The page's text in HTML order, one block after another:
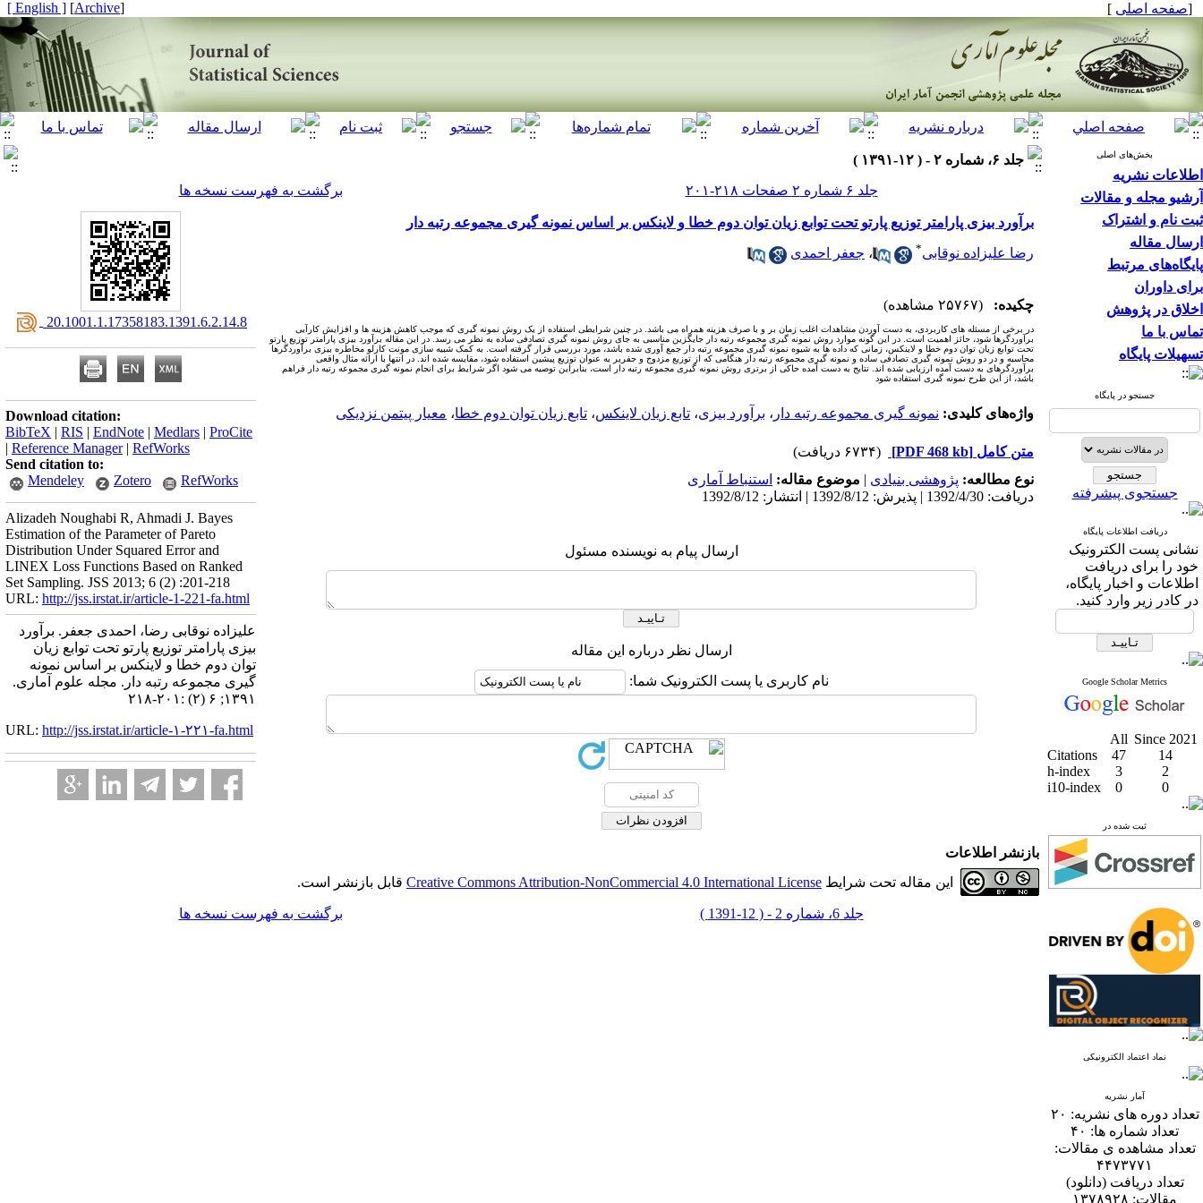
[صفحه اصلی ]
[
Archive
]
[ English ]
بخش‌های اصلی
اطلاعات نشریه
آرشیو مجله و مقالات
ثبت نام و اشتراک
ارسال مقاله
پایگاه‌های مرتبط
برای داوران
اخلاق در پژوهش
تماس با ما
تسهیلات پایگاه
جستجو در پایگاه
جستجوی پیشرفته
دریافت اطلاعات پایگاه
نشانی پست الکترونیک
خود را برای دریافت
اطلاعات و اخبار پایگاه،
در کادر زیر وارد کنید.
Google Scholar Metrics
All Since 2021
Citations
47
14
h-index
3
2
i10-index
0 0
ثبت شده در
نماد اعتماد الکترونیکی
آمار نشریه
تعداد دوره های نشریه: ۲۰
تعداد شماره ها: ۴۰
تعداد مشاهده ی مقالات:
۴۴۷۳۷۷۱
تعداد دریافت (دانلود)
مقالات: ۱۳۷۸۹۲۸
جلد ۶، شماره ۲ - ( ۱۲-۱۳۹۱ )
جلد ۶ شماره ۲ صفحات ۲۱۸-۲۰۱
برگشت به فهرست نسخه ها
برآورد بیزی پارامتر توزیع پارتو تحت توابع زیان توان دوم خطا و لاینکس بر اساس نمونه گیری مجموعه رتبه دار
رضا علیزاده نوقابی* ، جعفر احمدی
چکیده: (۲۵۷۶۷ مشاهده)
در برخی از مسئله های کاربردی، به دست آوردن مشاهدات اغلب زمان بر و با صرف هزینه همراه می باشد. در چنین شرایطی استفاده از یک روش نمونه گیری که موجب کاهش هزینه ها و افزایش کارآیی
برآوردگرها شود، حائز اهمیت است. در این گونه موارد روش نمونه گیری مجموعه رتبه دار جایگزین مناسبی به جای روش نمونه گیری تصادفی ساده به نظر می رسد. در این مقاله برآورد بیزی پارامتر توزیع پارتو
تحت توابع زیان توان دوم خطا و لاینکس، زمانی که داده ها به شیوه نمونه گیری مجموعه رتبه دار جمع آوری شده باشد، مورد بررسی قرار گرفته است. به کمک شبیه سازی مونت کارلو مخاطره بیزی برآوردگرها
محاسبه و در دو روش نمونه گیری تصادفی ساده و نمونه گیری مجموعه رتبه دار هنگامی که از توزیع مزدوج و جفریر به عنوان توزیع پیشین استفاده شود، مقایسه شده اند. در انتها با ارائه مثال واقعی
برآوردگرهای به دست آمده ارزیابی شده اند. نتایج به دست آمده حاکی از برتری روش نمونه گیری مجموعه رتبه دار است، بنابراین توصیه می شود اگر شرایط برای انجام نمونه گیری مجموعه رتبه دار فراهم
باشد، از این طرح نمونه گیری استفاده شود
واژه‌های کلیدی: نمونه گیری مجموعه رتبه دار ، برآورد بیزی، تابع زیان لاینکس، تابع زیان توان دوم خطا، معیار پیتمن نزدیکی
متن کامل [PDF 468 kb]
(۶۷۳۴ دریافت)
نوع مطالعه: پژوهشی بنیادی | موضوع مقاله: استنباط آماری
دریافت: 1392/4/30 | پذیرش: 1392/8/12 | انتشار: 1392/8/12
ارسال پیام به نویسنده مسئول
ارسال نظر درباره این مقاله
نام کاربری یا پست الکترونیک شما:
‎ 20.1001.1.17358183.1391.6.2.14.8
Download citation:
BibTeX | RIS | EndNote | Medlars | ProCite
| Reference Manager| RefWorks
Send citation to:
Mendeley
Zotero RefWorks
Alizadeh Noughabi R, Ahmadi J. Bayes
Estimation of the Parameter of Pareto
Distribution Under Squared Error and
LINEX Loss Functions Based on Ranked
Set Sampling. JSS 2013; 6 (2) :201-218
URL: http://jss.irstat.ir/article-1-221-fa.html
علیزاده نوقابی رضا، احمدی جعفر. برآورد
بیزی پارامتر توزیع پارتو تحت توابع زیان
توان دوم خطا و لاینکس بر اساس نمونه
گیری مجموعه رتبه دار. مجله علوم آماری.
۱۳۹۱; ۶ (۲) :۲۰۱-۲۱۸
URL: http://jss.irstat.ir/article-۱-۲۲۱-fa.html
بازنشر اطلاعات
این مقاله تحت شرایط Creative Commons Attribution-NonCommercial 4.0 International License قابل بازنشر است.
جلد 6، شماره 2 - ( 12-1391 ) برگشت به فهرست نسخه ها